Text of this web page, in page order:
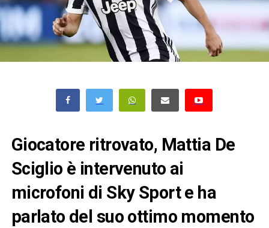
Giocatore ritrovato, Mattia De
Sciglio è intervenuto ai
microfoni di Sky Sport e ha
parlato del suo ottimo momento